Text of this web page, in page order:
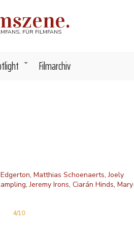
FÜR FILMFANS
+ Filmarchiv
Matthias Schoenaerts Joely
Jeremy Irons Ciarán Hinds
4/10